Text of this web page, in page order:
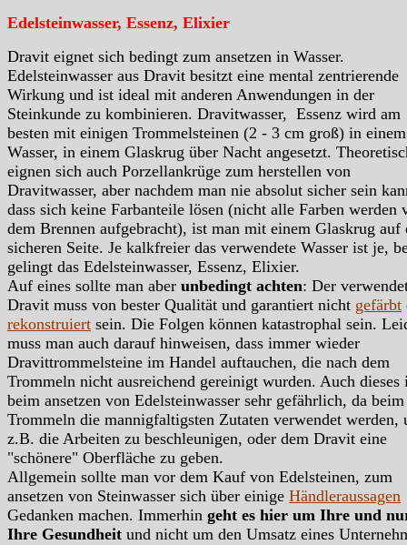
Edelsteinwasser, Essenz, Elixier
Dravit eignet sich bedingt zum ansetzen in Wasser.
Edelsteinwasser aus Dravit besitzt eine mental zentrierende
Wirkung und ist ideal mit anderen Anwendungen in der
Steinkunde zu kombinieren. Dravitwasser, Essenz wird am
besten mit einigen Trommelsteinen (2 - 3 cm groß) in
Wasser, in einem Glaskrug über Nacht angesetzt.
eignen sich auch Porzellankrüge zum herstellen von
Dravitwasser, aber nachdem man nie absolut sicher sein
dass sich keine Farbanteile lösen (nicht alle Farben werden
dem Brennen aufgebracht), ist man mit einem Glaskrug auf
sicheren Seite. Je kalkfreier das verwendete Wasser ist je,
gelingt das Edelsteinwasser, Essenz, Elixier.
Auf eines sollte man aber unbedingt achten: Der
Dravit muss von bester Qualität und garantiert nicht gefärbt
rekonstruiert sein. Die Folgen können katastrophal sein.
muss man auch darauf hinweisen, dass immer wieder
Dravittrommelsteine im Handel auftauchen, die nach dem
Trommeln nicht ausreichend gereinigt wurden. Auch dieses
beim ansetzen von Edelsteinwasser sehr gefährlich, da beim
Trommeln die mannigfaltigsten Zutaten verwendet werden,
z.B. die Arbeiten zu beschleunigen, oder dem Dravit eine
"schönere" Oberfläche zu geben.
Allgemein sollte man vor dem Kauf von Edelsteinen, zum
ansetzen von Steinwasser sich über einige Händleraussagen
Gedanken machen. Immerhin geht es hier um Ihre und
Ihre Gesundheit und nicht um den Umsatz eines